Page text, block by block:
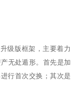
级版框架，主要着力
无处遁形。首先是加
行首次交换；其次是